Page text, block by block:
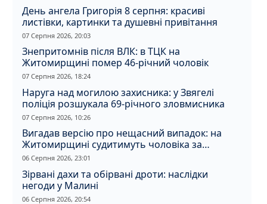
День ангела Григорія 8 серпня: красиві
листівки, картинки та душевні привітання
07 Серпня 2026, 20:03
Знепритомнів після ВЛК: в ТЦК на
Житомирщині помер 46-річний чоловік
07 Серпня 2026, 18:24
Наруга над могилою захисника: у Звягелі
поліція розшукала 69-річного зловмисника
07 Серпня 2026, 10:26
Вигадав версію про нещасний випадок: на
Житомирщині судитимуть чоловіка за
вбивство співмешканки
06 Серпня 2026, 23:01
Зірвані дахи та обірвані дроти: наслідки
негоди у Малині
06 Серпня 2026, 20:54